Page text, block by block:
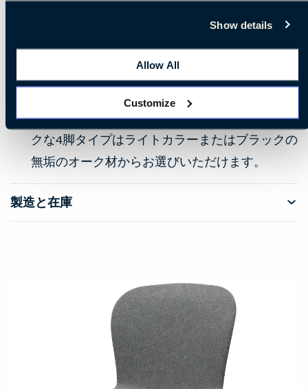
Show details
Allow All
Customize
完全布張りの座面:120以上のファブリックおよび
レザーの中から選択。
ベースのオプション：回転ベースはマットブラ
スター付き回転ベースは光沢アルミ。クラシッ
クな4脚タイプはライトカラーまたはブラックの
無垢のオーク材からお選びいただけます。
製造と在庫